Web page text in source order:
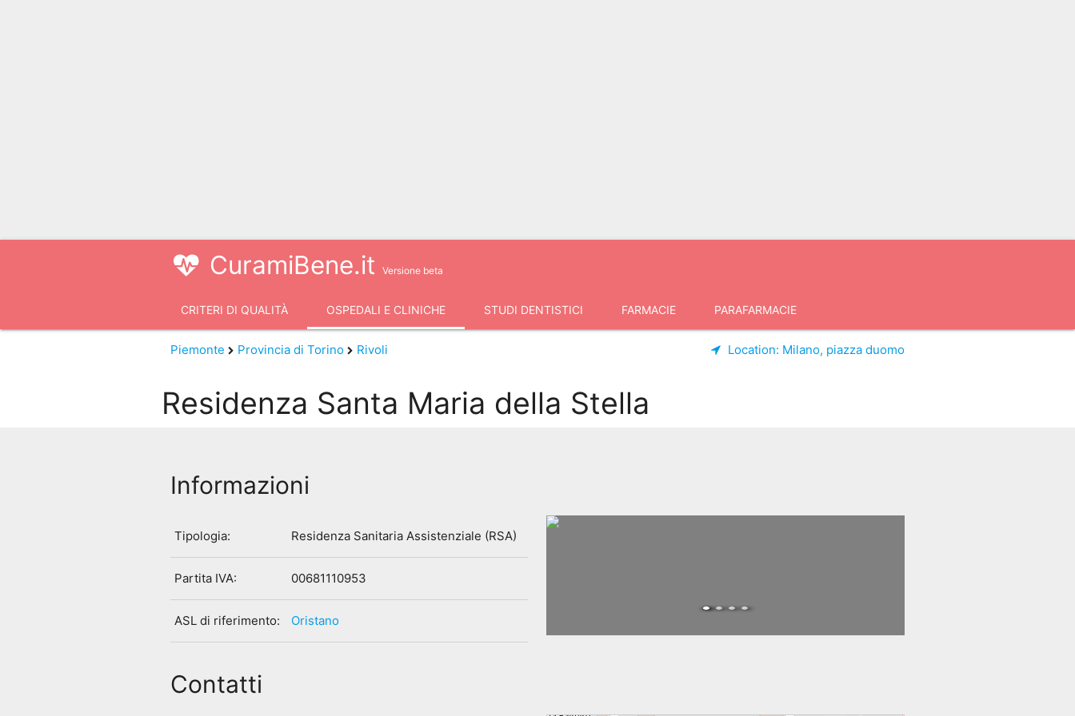
CuramiBene.it Versione beta
CRITERI DI QUALITÀ OSPEDALI E CLINICHE STUDI DENTISTICI FARMACIE PARAFARMACIE
VIDEOCONSULTI
Piemonte Provincia di Torino Rivoli Location: Milano, piazza duomo
Residenza Santa Maria della Stella
Informazioni
Tipologia: Residenza Sanitaria Assistenziale (RSA)
Partita IVA: 00681110953
ASL di riferimento: Oristano
Contatti